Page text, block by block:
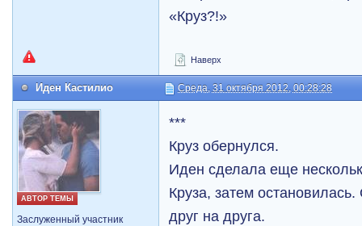
«Круз?!»
Наверх
Иден Кастилио Среда, 31 октября 2012, 00:28:28
АВТОР ТЕМЫ
Заслуженный участник
***
Круз обернулся.
Иден сделала еще
Круза, затем
друг на друга.